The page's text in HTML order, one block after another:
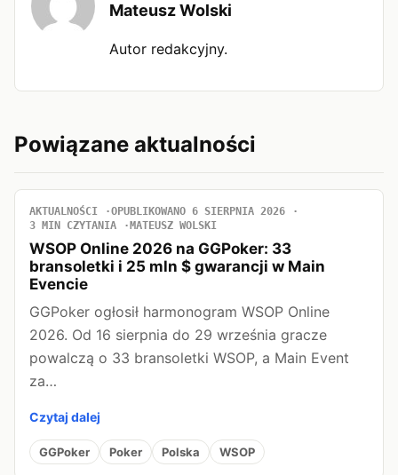
Mateusz Wolski
Autor redakcyjny.
Powiązane aktualności
AKTUALNOŚCI
OPUBLIKOWANO 6 SIERPNIA 2026
3 MIN CZYTANIA
MATEUSZ WOLSKI
WSOP Online 2026 na GGPoker: 33
bransoletki i 25 mln $ gwarancji w Main
Evencie
GGPoker ogłosił harmonogram WSOP Online
2026. Od 16 sierpnia do 29 września gracze
powalczą o 33 bransoletki WSOP, a Main Event
za…
Czytaj dalej
GGPoker Poker Polska WSOP